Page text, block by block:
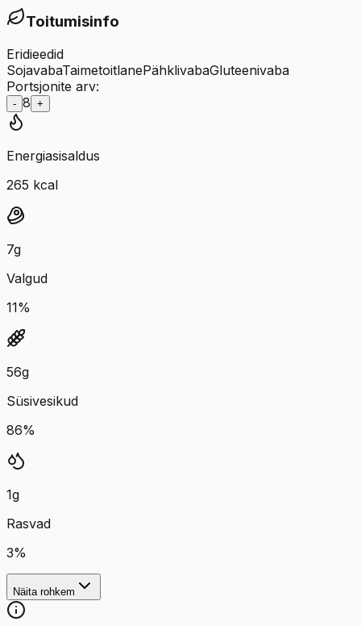
Toitumisinfo
Eridieedid
SojavabaTaimetoitlanePähklivabaGluteenivaba
Portsjonite arv:
- 8 +
Energiasisaldus
265 kcal
7g
Valgud
11%
56g
Süsivesikud
86%
1g
Rasvad
3%
Näita rohkem